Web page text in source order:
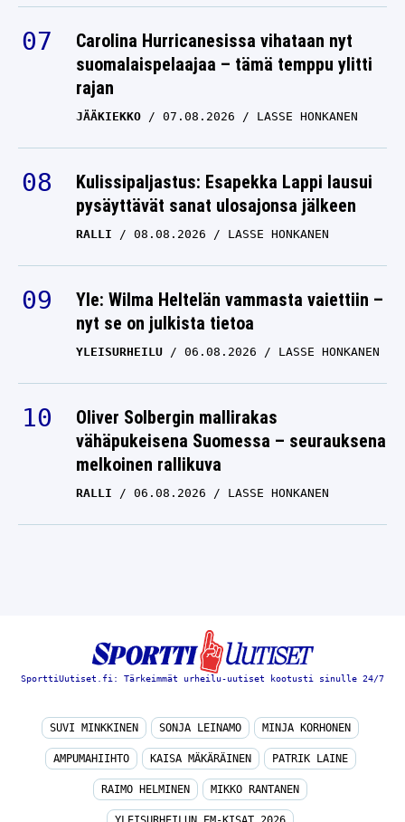
Carolina Hurricanesissa vihataan nyt
suomalaispelaajaa – tämä temppu ylitti
rajan
JÄÄKIEKKO 07.08.2026 LASSE HONKANEN
Kulissipaljastus: Esapekka Lappi lausui
pysäyttävät sanat ulosajonsa jälkeen
RALLI 08.08.2026 LASSE HONKANEN
Yle: Wilma Heltelän vammasta vaiettiin –
nyt se on julkista tietoa
YLEISURHEILU 06.08.2026 LASSE HONKANEN
Oliver Solbergin mallirakas
vähäpukeisena Suomessa – seurauksena
melkoinen rallikuva
RALLI 06.08.2026 LASSE HONKANEN
SporttiUutiset.fi: Tärkeimmät urheilu-uutiset kootusti sinulle 24/7
SUVI MINKKINEN SONJA LEINAMO MINJA KORHONEN
AMPUMAHIIHTO KAISA MÄKÄRÄINEN PATRIK LAINE
RAIMO HELMINEN MIKKO RANTANEN